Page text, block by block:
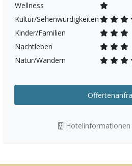
Wellness
Kultur/Sehenwürdigkeiten
Kinder/Familien
Nachtleben
Natur/Wandern
Hotelinformationen